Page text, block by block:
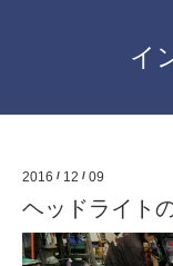
イ
2016 / 12 / 09
ヘッドライト